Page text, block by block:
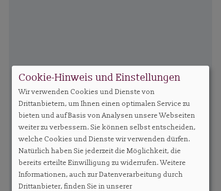
Cookie-Hinweis und Einstellungen
Wir verwenden Cookies und Dienste von
Drittanbietern, um Ihnen einen optimalen Service zu
bieten und auf Basis von Analysen unsere Webseiten
weiter zu verbessern. Sie können selbst entscheiden,
welche Cookies und Dienste wir verwenden dürfen.
Natürlich haben Sie jederzeit die Möglichkeit, die
bereits erteilte Einwilligung zu widerrufen. Weitere
Informationen, auch zur Datenverarbeitung durch
Drittanbieter, finden Sie in unserer